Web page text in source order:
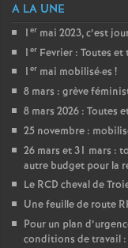
A LA UNE
1 er mai 2023, c’est
1 er Fevrier : Toutes et
1 er mai mobilisé·es !
8 mars : grève
8 mars 2026 : Toutes
25 novembre :
26 mars et 31 mars :
autre budget pour la
Le RCD cheval de
Une feuille de route
Pour un plan
conditions de travail